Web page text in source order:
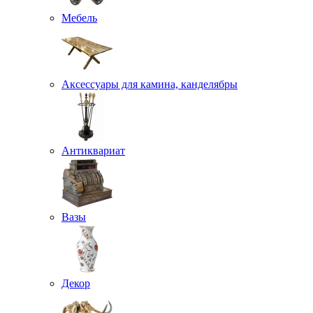
Мебель
Аксессуары для камина, канделябры
Антиквариат
Вазы
Декор